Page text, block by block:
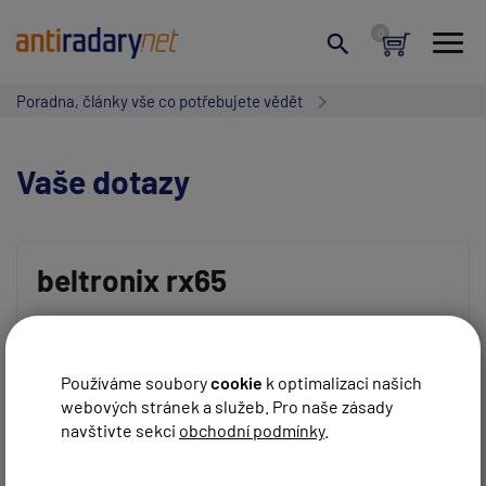
Používáme souborycookie k optimalizaci našich
webových stránek a služeb. Pro naše zásady
navštivte sekci obchodní podmínky.
Poradna, články vše co potřebujete vědět
Vaše dotazy
Vaše jméno:
Váš e-mail:
beltronix rx65
neda softvarove upravit na euro
Luboš před 12 roky